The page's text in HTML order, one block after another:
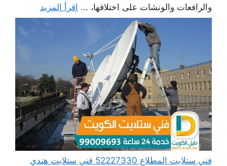
والرافعات والونشات على اختلافها، ... اقرأ المزيد
فني ستلايت المطلاع 52227330 فني ستلايت هندي